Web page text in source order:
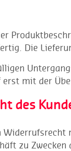
Die
mit der
des
zu